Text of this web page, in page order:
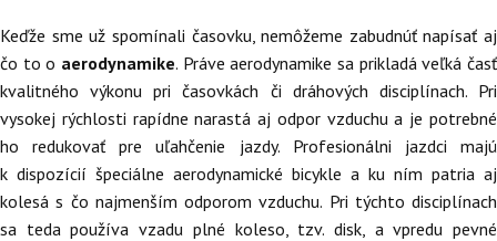
Keďže sme už spomínali časovku, nemôžeme zabudnúť napísať aj
čo to o aerodynamike. Práve aerodynamike sa prikladá veľká časť
kvalitného výkonu pri časovkách či dráhových disciplínach. Pri
vysokej rýchlosti rapídne narastá aj odpor vzduchu a je potrebné
ho redukovať pre uľahčenie jazdy. Profesionálni jazdci majú
k dispozícií špeciálne aerodynamické bicykle a ku ním patria aj
kolesá s čo najmenším odporom vzduchu. Pri týchto disciplínach
sa teda používa vzadu plné koleso, tzv. disk, a vpredu pevné